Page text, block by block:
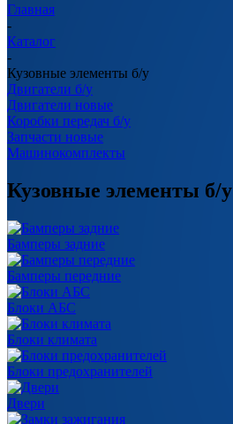
Главная
-
Каталог
-
Кузовные элементы б/у
Двигатели б/у
Двигатели новые
Коробки передач б/у
Запчасти новые
Машинокомплекты
Кузовные элементы б/у
Бамперы задние
Бамперы передние
Блоки АБС
Блоки климата
Блоки предохранителей
Двери